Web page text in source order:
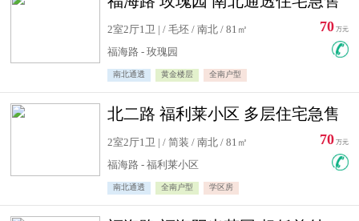
2室2厅1卫 | / 毛坯 / 南北 / 81㎡
福海路 - 玫瑰园
南北通透 黄金楼层 全南户型
70 万元
北二路 福利莱小区 多层住宅急售
2室2厅1卫 | / 简装 / 南北 / 81㎡
福海路 - 福利莱小区
南北通透 全南户型 学区房
70 万元